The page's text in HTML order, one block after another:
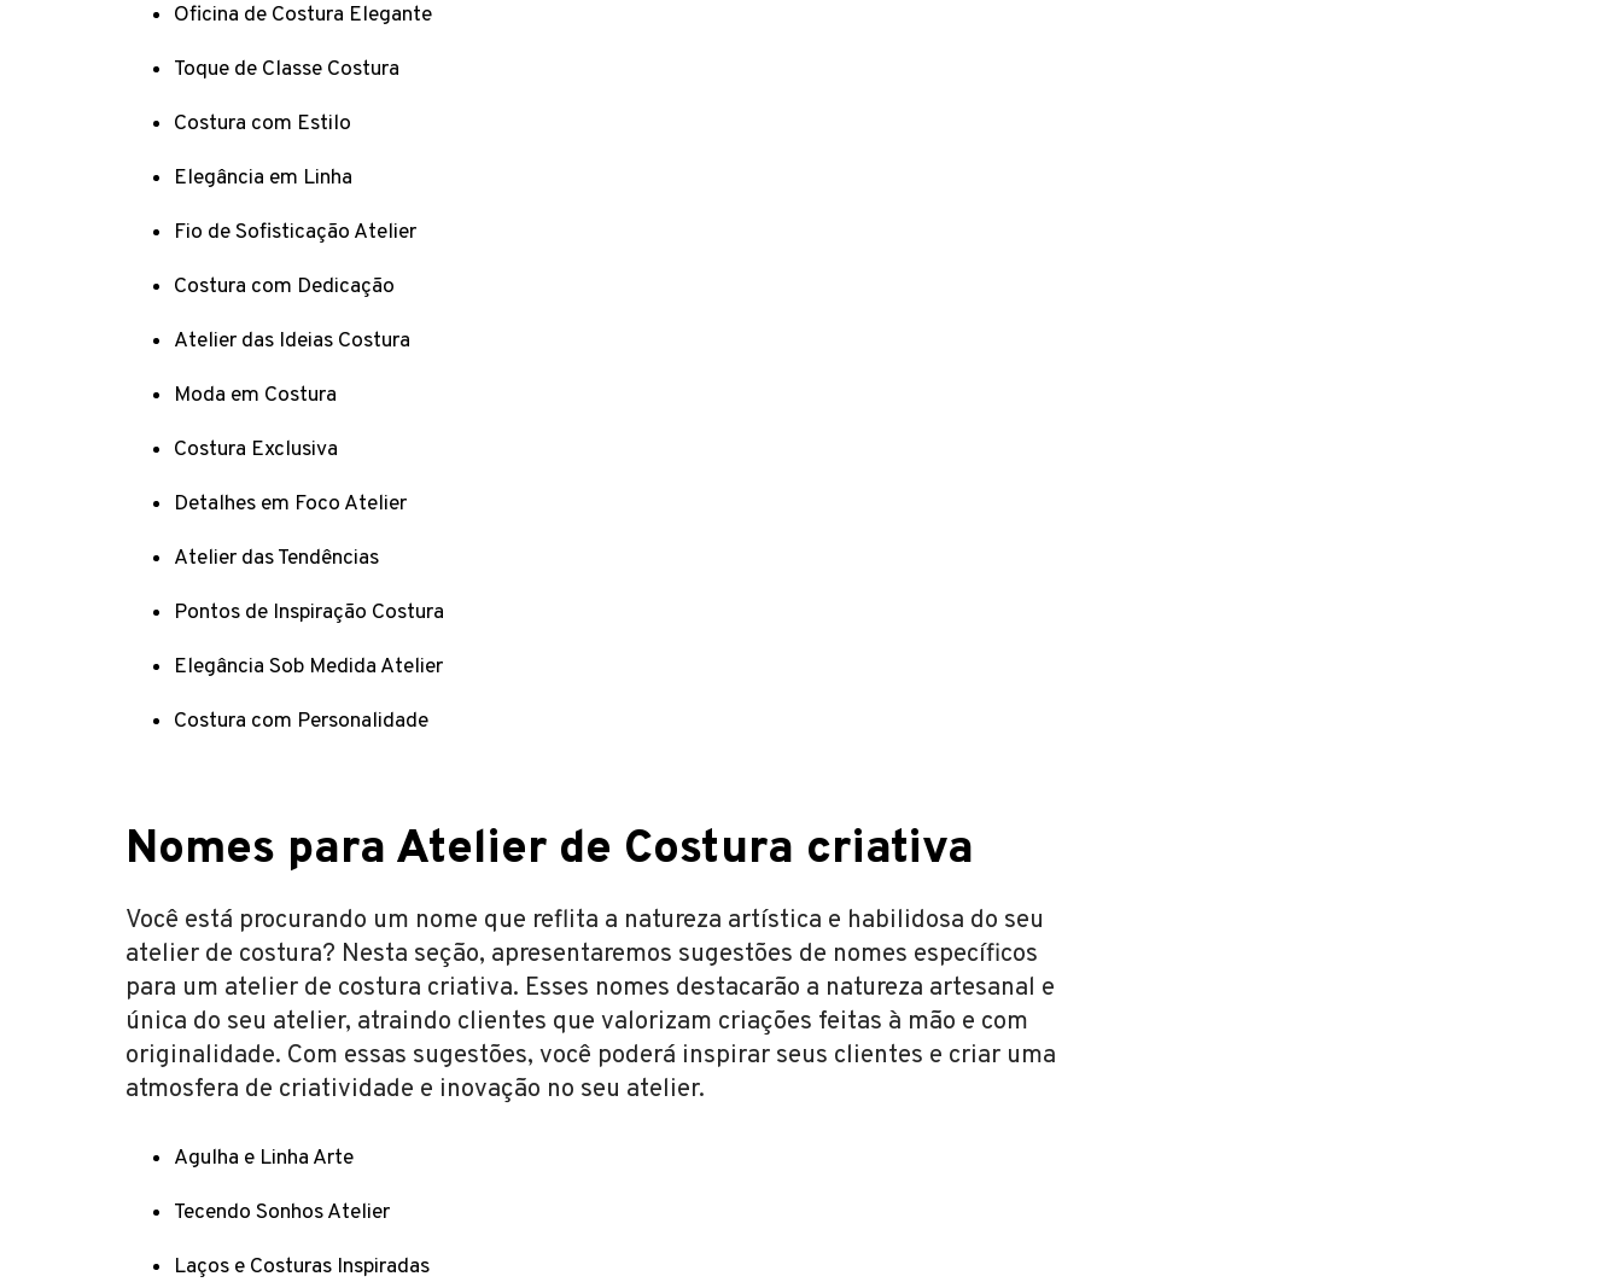
Oficina de Costura Elegante
Toque de Classe Costura
Costura com Estilo
Elegância em Linha
Fio de Sofisticação Atelier
Costura com Dedicação
Atelier das Ideias Costura
Moda em Costura
Costura Exclusiva
Detalhes em Foco Atelier
Atelier das Tendências
Pontos de Inspiração Costura
Elegância Sob Medida Atelier
Costura com Personalidade
Nomes para Atelier de Costura criativa
Você está procurando um nome que reflita a natureza artística e habilidosa do seu
atelier de costura? Nesta seção, apresentaremos sugestões de nomes específicos
para um atelier de costura criativa. Esses nomes destacarão a natureza artesanal e
única do seu atelier, atraindo clientes que valorizam criações feitas à mão e com
originalidade. Com essas sugestões, você poderá inspirar seus clientes e criar uma
atmosfera de criatividade e inovação no seu atelier.
Agulha e Linha Arte
Tecendo Sonhos Atelier
Laços e Costuras Inspiradas